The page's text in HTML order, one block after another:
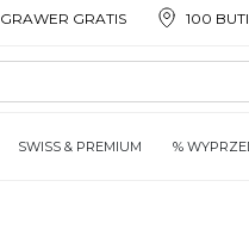
GRAWER GRATIS 100
SWISS & PREMIUM %